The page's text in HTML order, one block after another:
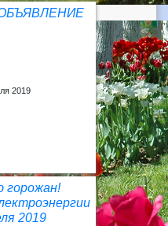
2019
горожан!
2019